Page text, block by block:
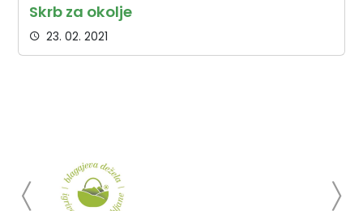
Skrb za okolje
23. 02. 2021